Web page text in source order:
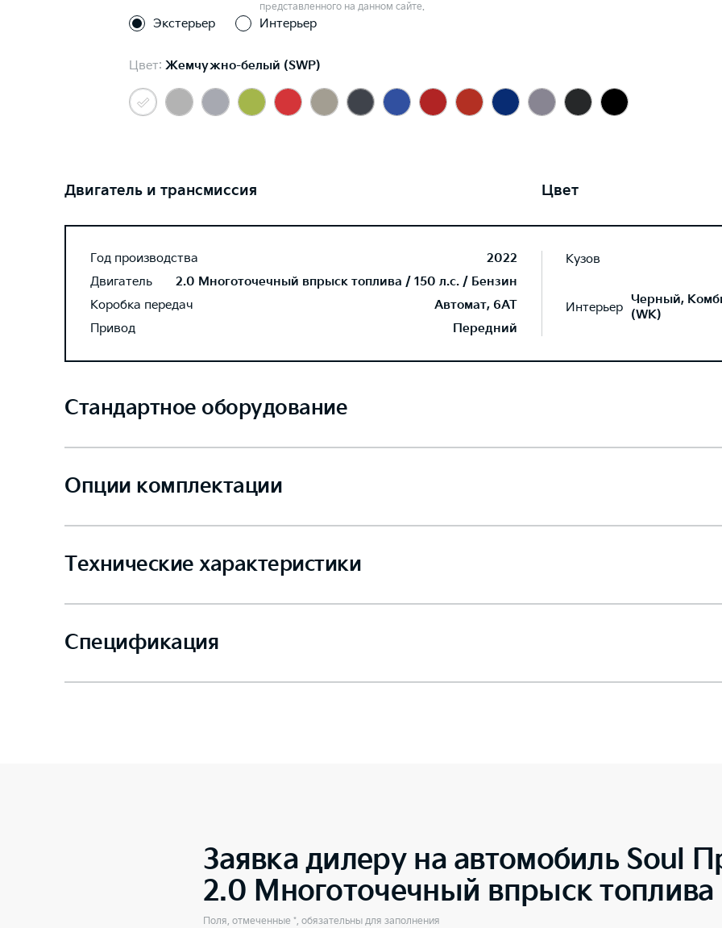
представленного на данном сайте.
Экстерьер Интерьер
Цвет: Жемчужно-белый (SWP)
Двигатель и трансмиссия
Год производства
2022
Двигатель
2.0 Многоточечный впрыск топлива / 150 л.с. / Бензин
Коробка передач
Автомат, 6AT
Привод
Передний
Цвет
Кузов
Интерьер Черный,
(WK)
Стандартное оборудование
Опции комплектации
Технические характеристики
Спецификация
Заявка дилеру на автомобиль Soul
2.0 Многоточечный впрыск топлива
Поля, отмеченные *, обязательны для заполнения